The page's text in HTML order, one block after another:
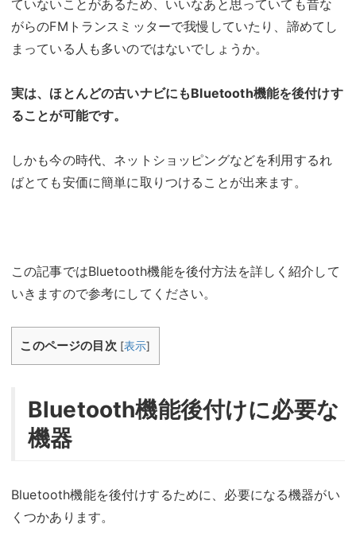
ていないことがあるため、いいなあと思っていても昔な
がらのFMトランスミッターで我慢していたり、諦めてし
まっている人も多いのではないでしょうか。
実は、ほとんどの古いナビにもBluetooth機能を後付けす
ることが可能です。
しかも今の時代、ネットショッピングなどを利用するれ
ばとても安価に簡単に取りつけることが出来ます。
この記事ではBluetooth機能を後付方法を詳しく紹介して
いきますので参考にしてください。
このページの目次 [表示]
Bluetooth機能後付けに必要な
機器
Bluetooth機能を後付けするために、必要になる機器がい
くつかあります。